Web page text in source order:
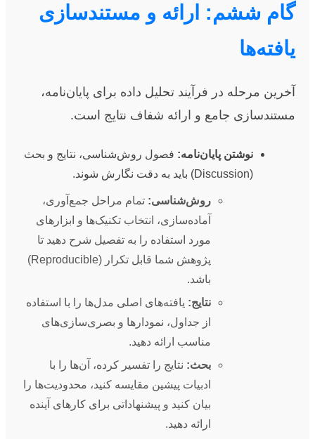
گام ششم: ارائه و مستندسازی
یافته‌ها
آخرین مرحله در فرآیند تحلیل داده برای پایان‌نامه،
مستندسازی جامع و ارائه شفاف نتایج است.
نوشتن پایان‌نامه: فصول روش‌شناسی، نتایج و بحث
(Discussion) باید به دقت نگارش شوند.
روش‌شناسی: تمام مراحل جمع‌آوری،
آماده‌سازی، انتخاب تکنیک‌ها و ابزارهای
مورد استفاده را به تفصیل شرح دهید تا
پژوهش شما قابل تکرار (Reproducible)
باشد.
نتایج: یافته‌های اصلی مدل‌ها را با استفاده
از جداول، نمودارها و بصری‌سازی‌های
مناسب ارائه دهید.
بحث: نتایج را تفسیر کرده، آن‌ها را با
ادبیات پیشین مقایسه کنید، محدودیت‌ها را
بیان کنید و پیشنهاداتی برای کارهای آینده
ارائه دهید.